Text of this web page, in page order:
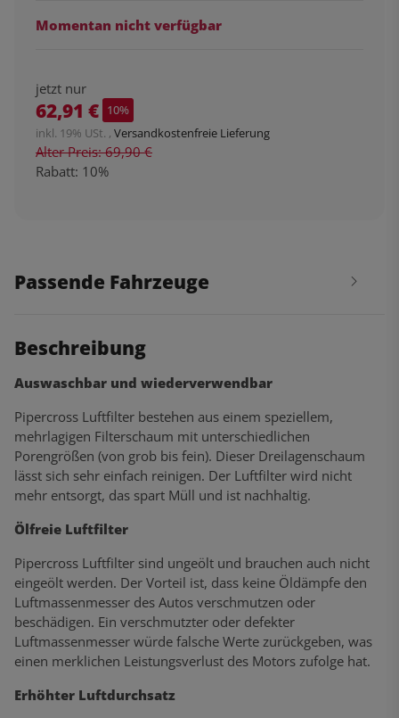
Momentan nicht verfügbar
jetzt nur
62,91 € 10%
inkl. 19% USt. , Versandkostenfreie Lieferung
Alter Preis: 69,90 €
Rabatt: 10%
Passende Fahrzeuge
Beschreibung
Auswaschbar und wiederverwendbar
Pipercross Luftfilter bestehen aus einem speziellem,
mehrlagigen Filterschaum mit unterschiedlichen
Porengrößen (von grob bis fein). Dieser Dreilagenschaum
lässt sich sehr einfach reinigen. Der Luftfilter wird nicht
mehr entsorgt, das spart Müll und ist nachhaltig.
Ölfreie Luftfilter
Pipercross Luftfilter sind ungeölt und brauchen auch nicht
eingeölt werden. Der Vorteil ist, dass keine Öldämpfe den
Luftmassenmesser des Autos verschmutzen oder
beschädigen. Ein verschmutzter oder defekter
Luftmassenmesser würde falsche Werte zurückgeben, was
einen merklichen Leistungsverlust des Motors zufolge hat.
Erhöhter Luftdurchsatz